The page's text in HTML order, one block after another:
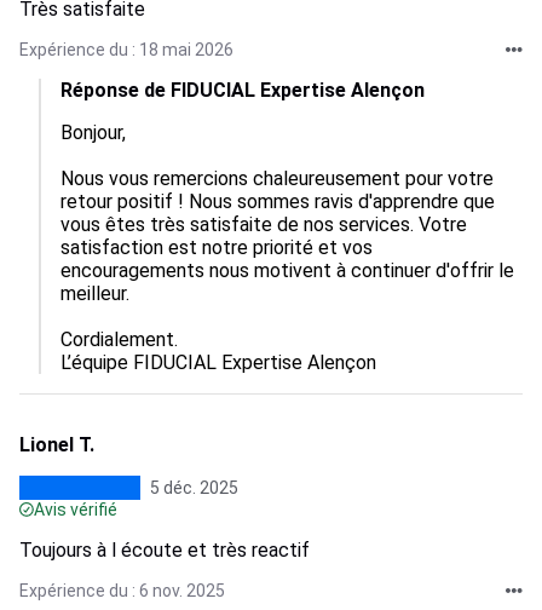
Très satisfaite
Expérience du : 18 mai 2026
Réponse de FIDUCIAL Expertise Alençon
Bonjour,
Nous vous remercions chaleureusement pour votre
retour positif ! Nous sommes ravis d'apprendre que
vous êtes très satisfaite de nos services. Votre
satisfaction est notre priorité et vos
encouragements nous motivent à continuer d'offrir le
meilleur.
Cordialement.
L’équipe FIDUCIAL Expertise Alençon
Lionel T.
5 déc. 2025
Avis vérifié
Toujours à l écoute et très reactif
Expérience du : 6 nov. 2025